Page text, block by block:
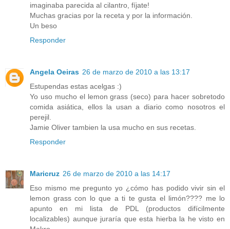
imaginaba parecida al cilantro, fíjate!
Muchas gracias por la receta y por la información.
Un beso
Responder
Angela Oeiras 26 de marzo de 2010 a las 13:17
Estupendas estas acelgas :)
Yo uso mucho el lemon grass (seco) para hacer sobretodo
comida asiática, ellos la usan a diario como nosotros el
perejil.
Jamie Oliver tambien la usa mucho en sus recetas.
Responder
Maricruz 26 de marzo de 2010 a las 14:17
Eso mismo me pregunto yo ¿cómo has podido vivir sin el
lemon grass con lo que a ti te gusta el limón???? me lo
apunto en mi lista de PDL (productos difícilmente
localizables) aunque juraría que esta hierba la he visto en